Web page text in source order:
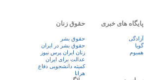
پایگاه های خبری
آزادگی
گویا
همبوم
حقوق زنان
حقوق بشر
حقوق بشر در ایران
زنان ايران پرس نيوز
عدالت برای ایران
کمیته دانشجویی دفاع
هرانا